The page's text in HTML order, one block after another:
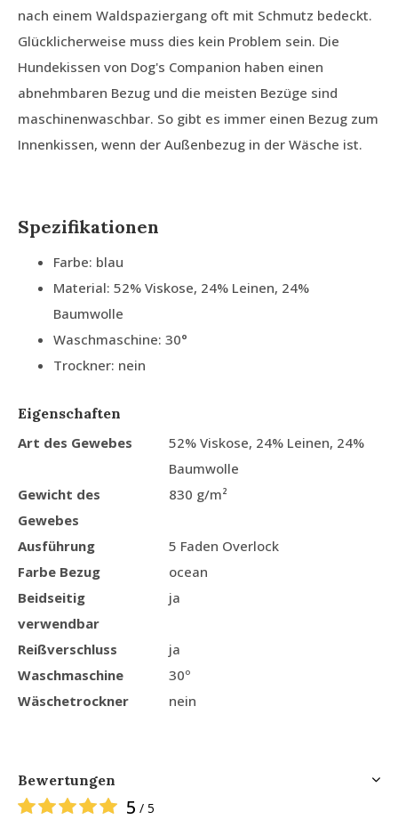
nach einem Waldspaziergang oft mit Schmutz bedeckt.
Glücklicherweise muss dies kein Problem sein. Die
Hundekissen von Dog's Companion haben einen
abnehmbaren Bezug und die meisten Bezüge sind
maschinenwaschbar. So gibt es immer einen Bezug zum
Innenkissen, wenn der Außenbezug in der Wäsche ist.
Spezifikationen
Farbe: blau
Material: 52% Viskose, 24% Leinen, 24%
Baumwolle
Waschmaschine: 30°
Trockner: nein
Eigenschaften
Art des Gewebes
52% Viskose, 24% Leinen, 24%
Baumwolle
Gewicht des
Gewebes
830 g/m²
Ausführung
5 Faden Overlock
Farbe Bezug
ocean
Beidseitig
verwendbar
ja
Reißverschluss
ja
Waschmaschine
30º
Wäschetrockner
nein
Bewertungen
5 / 5